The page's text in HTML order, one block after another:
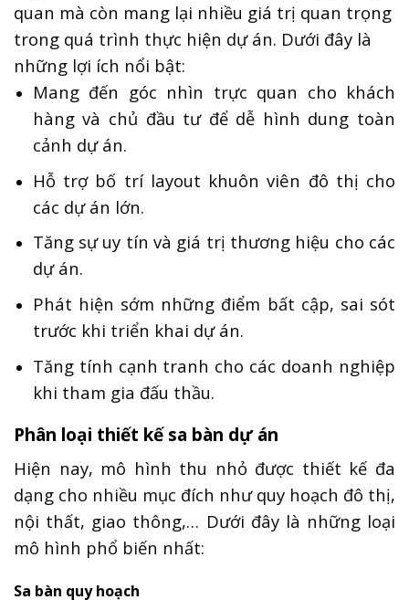
quan mà còn mang lại nhiều giá trị quan trọng
trong quá trình thực hiện dự án. Dưới đây là
những lợi ích nổi bật:
Mang đến góc nhìn trực quan cho khách
hàng và chủ đầu tư để dễ hình dung toàn
cảnh dự án.
Hỗ trợ bố trí layout khuôn viên đô thị cho
các dự án lớn.
Tăng sự uy tín và giá trị thương hiệu cho các
dự án.
Phát hiện sớm những điểm bất cập, sai sót
trước khi triển khai dự án.
Tăng tính cạnh tranh cho các doanh nghiệp
khi tham gia đấu thầu.
Phân loại thiết kế sa bàn dự án
Hiện nay, mô hình thu nhỏ được thiết kế đa
dạng cho nhiều mục đích như quy hoạch đô thị,
nội thất, giao thông,… Dưới đây là những loại
mô hình phổ biến nhất:
Sa bàn quy hoạch